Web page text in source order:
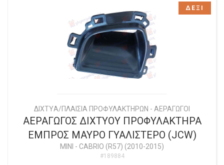
ΔΙΧΤYΑ/ΠΛΑΙΣΙΑ ΠΡΟΦΥΛΑΚΤΗΡΩΝ - ΑΕΡΑΓΩΓΟΙ
ΑΕΡΑΓΩΓΟΣ ΔΙΧΤΥΟΥ ΠΡΟΦΥΛΑΚΤΗΡΑ
ΕΜΠΡΟΣ ΜΑΥΡΟ ΓΥΑΛΙΣΤΕΡΟ (JCW)
MINI - CABRIO (R57) (2010-2015)
#189884
ΔΕΞΙ